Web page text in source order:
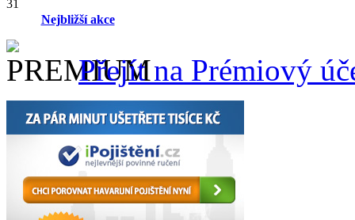
31
Nejbližší akce
Přejít na Prémiový